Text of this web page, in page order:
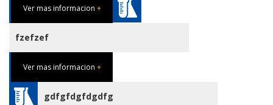
Ver mas informacion +
fzefzef
Ver mas informacion +
gdfgfdgfdgdfg